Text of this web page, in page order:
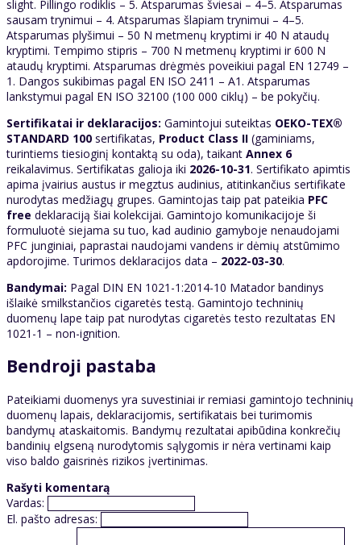
slight. Pillingo rodiklis – 5. Atsparumas šviesai – 4–5. Atsparumas
sausam trynimui – 4. Atsparumas šlapiam trynimui – 4–5.
Atsparumas plyšimui – 50 N metmenų kryptimi ir 40 N ataudų
kryptimi. Tempimo stipris – 700 N metmenų kryptimi ir 600 N
ataudų kryptimi. Atsparumas drėgmės poveikiui pagal EN 12749 –
1. Dangos sukibimas pagal EN ISO 2411 – A1. Atsparumas
lankstymui pagal EN ISO 32100 (100 000 ciklų) – be pokyčių.
Sertifikatai ir deklaracijos: Gamintojui suteiktas OEKO-TEX®
STANDARD 100 sertifikatas, Product Class II (gaminiams,
turintiems tiesioginį kontaktą su oda), taikant Annex 6
reikalavimus. Sertifikatas galioja iki 2026-10-31. Sertifikato apimtis
apima įvairius austus ir megztus audinius, atitinkančius sertifikate
nurodytas medžiagų grupes. Gamintojas taip pat pateikia PFC
free deklaraciją šiai kolekcijai. Gamintojo komunikacijoje ši
formuluotė siejama su tuo, kad audinio gamyboje nenaudojami
PFC junginiai, paprastai naudojami vandens ir dėmių atstūmimo
apdorojime. Turimos deklaracijos data – 2022-03-30.
Bandymai: Pagal DIN EN 1021-1:2014-10 Matador bandinys
išlaikė smilkstančios cigaretės testą. Gamintojo techninių
duomenų lape taip pat nurodytas cigaretės testo rezultatas EN
1021-1 – non-ignition.
Bendroji pastaba
Pateikiami duomenys yra suvestiniai ir remiasi gamintojo techninių
duomenų lapais, deklaracijomis, sertifikatais bei turimomis
bandymų ataskaitomis. Bandymų rezultatai apibūdina konkrečių
bandinių elgseną nurodytomis sąlygomis ir nėra vertinami kaip
viso baldo gaisrinės rizikos įvertinimas.
Rašyti komentarą
Vardas:
El. pašto adresas: